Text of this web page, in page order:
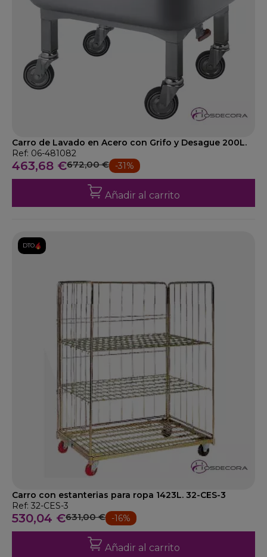
Carro de Lavado en Acero con Grifo y Desague 200L.
Ref: 06-481082
463,68 €672,00 € -31%
Añadir al carrito
DTO.
Carro con estanterias para ropa 1423L. 32-CES-3
Ref: 32-CES-3
530,04 €631,00 € -16%
Añadir al carrito